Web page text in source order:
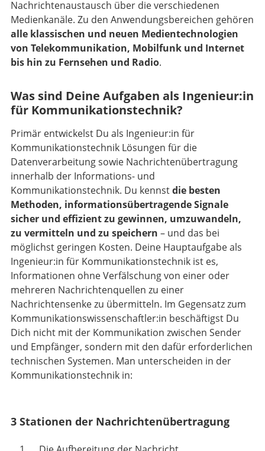
Nachrichtenaustausch über die verschiedenen
Medienkanäle. Zu den Anwendungsbereichen gehören
alle klassischen und neuen Medientechnologien
von Telekommunikation, Mobilfunk und Internet
bis hin zu Fernsehen und Radio.
Was sind Deine Aufgaben als Ingenieur:in
für Kommunikationstechnik?
Primär entwickelst Du als Ingenieur:in für
Kommunikationstechnik Lösungen für die
Datenverarbeitung sowie Nachrichtenübertragung
innerhalb der Informations- und
Kommunikationstechnik. Du kennst die besten
Methoden, informationsübertragende Signale
sicher und effizient zu gewinnen, umzuwandeln,
zu vermitteln und zu speichern – und das bei
möglichst geringen Kosten. Deine Hauptaufgabe als
Ingenieur:in für Kommunikationstechnik ist es,
Informationen ohne Verfälschung von einer oder
mehreren Nachrichtenquellen zu einer
Nachrichtensenke zu übermitteln. Im Gegensatz zum
Kommunikationswissenschaftler:in beschäftigst Du
Dich nicht mit der Kommunikation zwischen Sender
und Empfänger, sondern mit den dafür erforderlichen
technischen Systemen. Man unterscheiden in der
Kommunikationstechnik in:
3 Stationen der Nachrichtenübertragung